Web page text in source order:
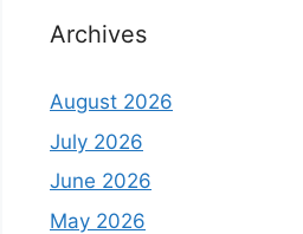
Archives
August 2026
July 2026
June 2026
May 2026